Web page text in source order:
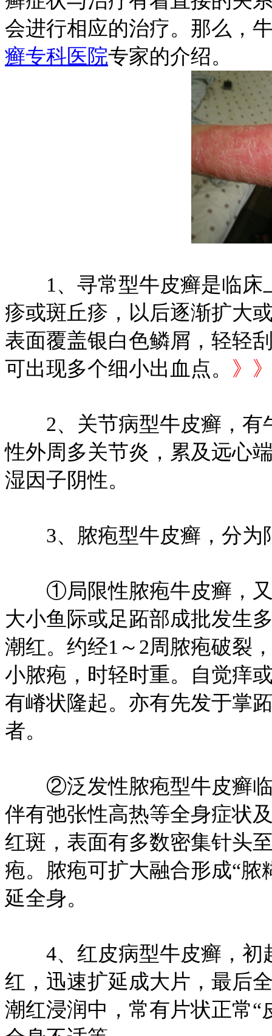
会进行相应的治疗。那么，
癣专科医院专家的介绍。
1、寻常型牛皮癣是临床
疹或斑丘疹，以后逐渐扩大
表面覆盖银白色鳞屑，轻轻
可出现多个细小出血点。 》
2、关节病型牛皮癣，有
性外周多关节炎，累及远心
湿因子阴性。
3、脓疱型牛皮癣，分为
①局限性脓疱牛皮癣，又
大小鱼际或足跖部成批发生
潮红。约经1～2周脓疱破裂
小脓疱，时轻时重。自觉痒
有嵴状隆起。亦有先发于掌
者。
②泛发性脓疱型牛皮癣临
伴有弛张性高热等全身症状
红斑，表面有多数密集针头
疱。脓疱可扩大融合形成“
延全身。
4、红皮病型牛皮癣，初
红，迅速扩延成大片，最后
潮红浸润中，常有片状正常